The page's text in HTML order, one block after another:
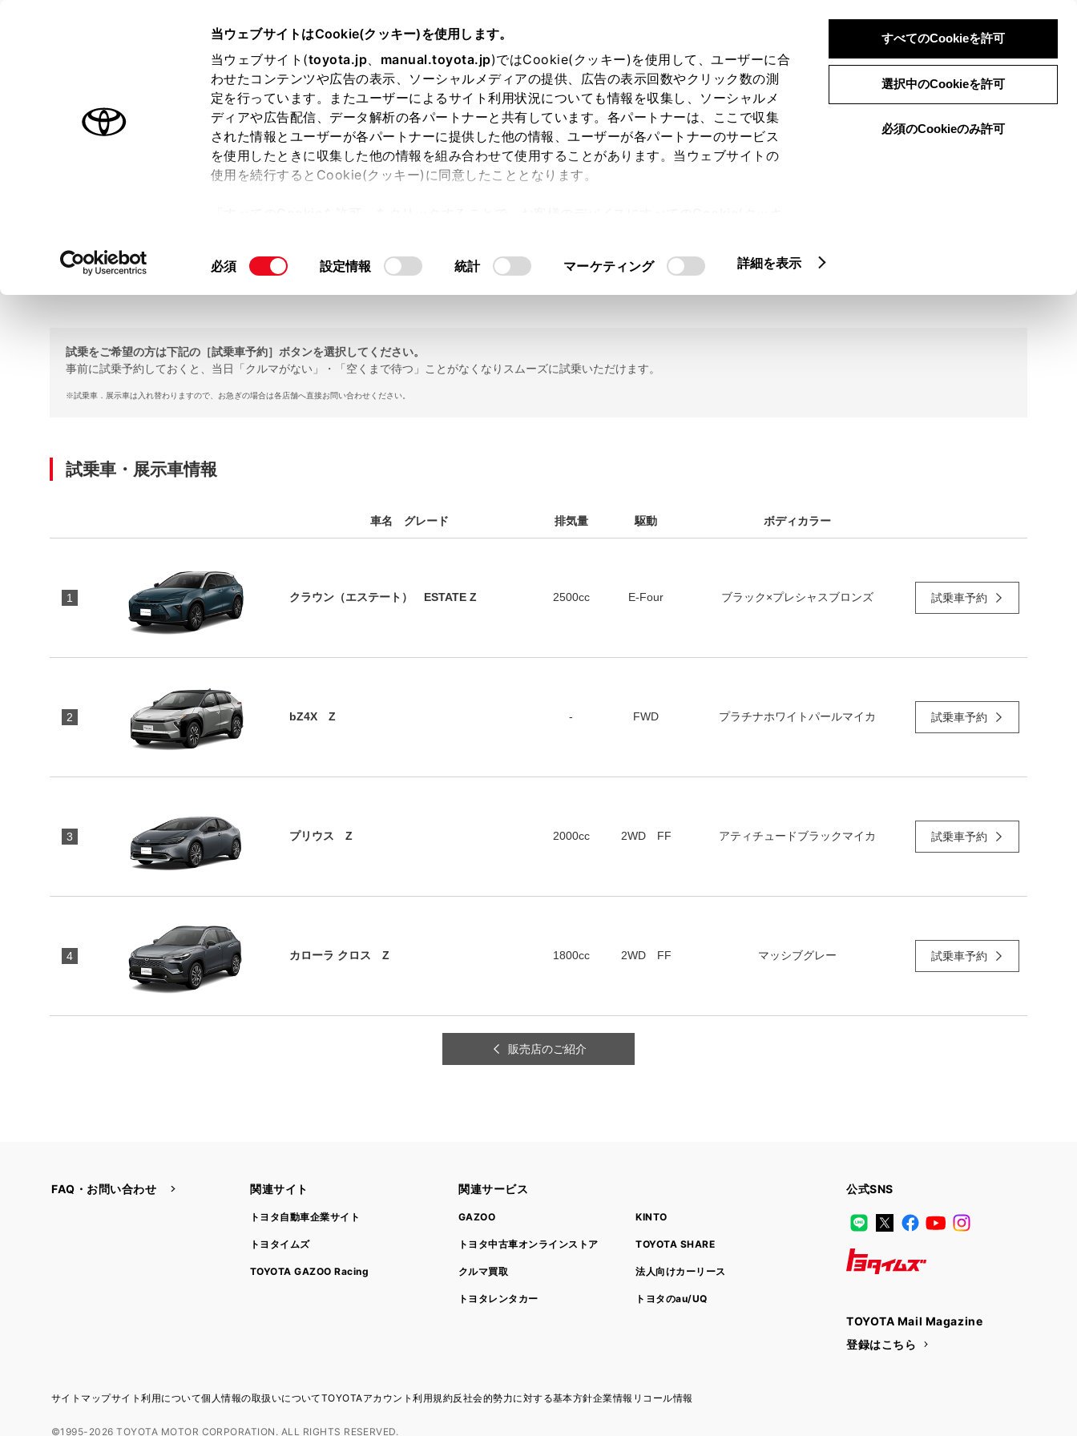
当ウェブサイトはCookie(クッキー)を使用します。
当ウェブサイト(toyota.jp、 manual.toyota.jp)ではCookie(クッキー)を使用して、ユーザーに合
わせたコンテンツや広告の表示、ソーシャルメディアの提供、広告の表示回数やクリック数の測
定を行っています。またユーザーによるサイト利用状況についても情報を収集し、ソーシャルメ
ディアや広告配信、データ解析の各パートナーと共有しています。各パートナーは、ここで収集
された情報とユーザーが各パートナーに提供した他の情報、ユーザーが各パートナーのサービス
を使用したときに収集した他の情報を組み合わせて使用することがあります。当ウェブサイトの
使用を続行するとCookie(クッキー)に同意したこととなります。
て」をご覧ください。
同
択
必須 設定情報 統計 マーケティング 詳細を表示
すべてのCookieを許可
選択中のCookieを許可
必須のCookieのみ許可
ログイン 検索 メニュー
オーナーサポート トピックス
試乗車・展示車検索
大阪トヨペット 名神茨木店
TEL 0726-43-9555
試乗をご希望の方は下記の［試乗車予約］ボタンを選択してください。
事前に試乗予約しておくと、当日「クルマがない」・「空くまで待つ」ことがなくなりスムーズに試乗いただけます。
※試乗車．展示車は入れ替わりますので、お急ぎの場合は各店舗へ直接お問い合わせください。
試乗車・展示車情報
車名 グレード 排気量 駆動 ボディカラー
1 クラウン（エステート） ESTATE Z 2500cc E-Four ブラック×プレシャスブロンズ 試乗車予約
2 bZ4X Z - FWD プラチナホワイトパールマイカ 試乗車予約
3 プリウス Z 2000cc 2WD FF アティチュードブラックマイカ 試乗車予約
4 カローラ クロス Z 1800cc 2WD FF マッシブグレー 試乗車予約
販売店のご紹介
FAQ・お問い合わせ 関連サイト
トヨタ自動車企業サイト
トヨタイムズ
TOYOTA GAZOO Racing
関連サービス
GAZOO
トヨタ中古車オンラインストア
クルマ買取
トヨタレンタカー
KINTO
TOYOTA SHARE
法人向けカーリース
トヨタのau/UQ
公式SNS
LINE
X FacebookYouTube
TOYOTA Mail Magazine
登録はこちら
サイトマップサイト利用について個人情報の取扱いについてTOYOTAアカウント利用規約反社会的勢力に対する基本方針企業情報 リコール情報
©1995-2026 TOYOTA MOTOR CORPORATION. ALL RIGHTS RESERVED.